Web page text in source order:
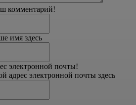
комментарий!
имя здесь
электронной почты!
адрес электронной почты здесь